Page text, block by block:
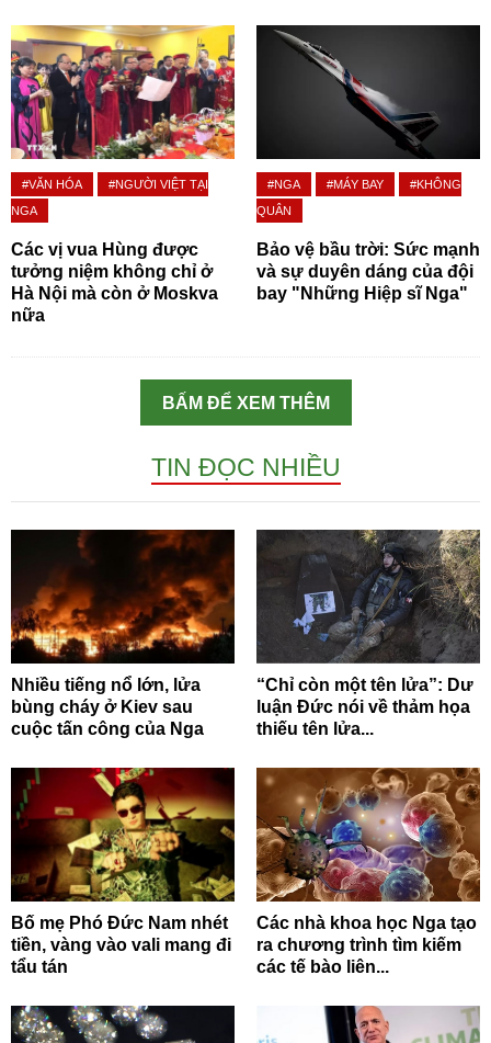
#VĂN HÓA
#NGƯỜI VIỆT TẠI
NGA
Các vị vua Hùng được
tưởng niệm không chỉ ở
Hà Nội mà còn ở Moskva
nữa
#NGA #MÁY BAY
#KHÔNG
QUÂN
Bảo vệ bầu trời: Sức mạnh
và sự duyên dáng của đội
bay "Những Hiệp sĩ Nga"
BẤM ĐỂ XEM THÊM
TIN ĐỌC NHIỀU
Nhiều tiếng nổ lớn, lửa
bùng cháy ở Kiev sau
cuộc tấn công của Nga
“Chỉ còn một tên lửa”: Dư
luận Đức nói về thảm họa
thiếu tên lửa...
Bố mẹ Phó Đức Nam nhét
tiền, vàng vào vali mang đi
tẩu tán
Các nhà khoa học Nga tạo
ra chương trình tìm kiếm
các tế bào liên...